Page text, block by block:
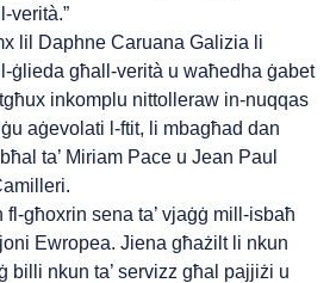
verità.”
lil Daphne Caruana Galizia li
ġlieda għall-verità u waħedha ġabet
inkomplu nittolleraw in-nuqqas
aġevolati l-ftit, li mbagħad dan
ta’ Miriam Pace u Jean Paul
fl-għoxrin sena ta’ vjaġġ mill-isbaħ
Ewropea. Jiena għażilt li nkun
billi nkun ta’ servizz għal pajjiżi u